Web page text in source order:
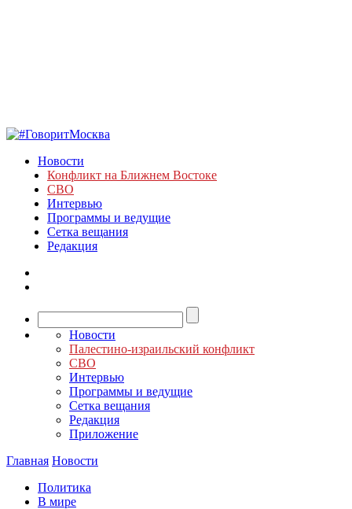
Новости
Конфликт на Ближнем Востоке
СВО
Интервью
Программы и ведущие
Сетка вещания
Редакция
Новости
Палестино-израильский конфликт
СВО
Интервью
Программы и ведущие
Сетка вещания
Редакция
Приложение
Главная Новости
Политика
В мире